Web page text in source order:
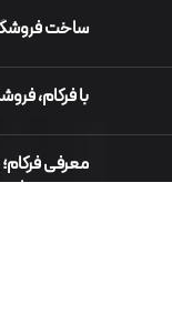
ساخت
با فرکام،
معرفی
سیستم‌های